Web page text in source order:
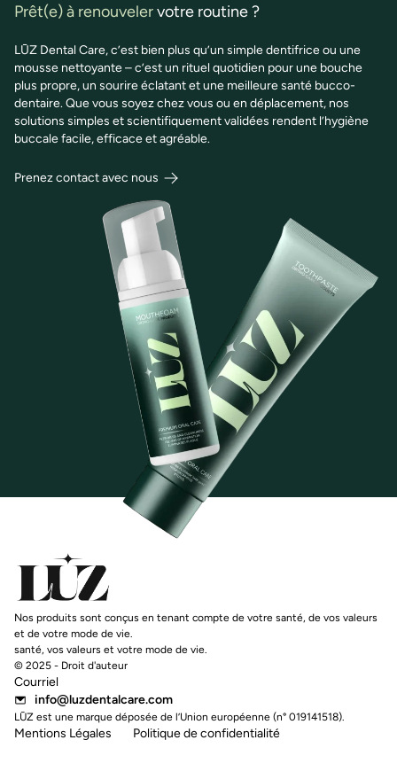
Prêt(e) à renouvelervotre routine ?
LŪZ Dental Care, c’est bien plus qu’un simple dentifrice ou une
mousse nettoyante – c’est un rituel quotidien pour une bouche
plus propre, un sourire éclatant et une meilleure santé bucco-
dentaire. Que vous soyez chez vous ou en déplacement, nos
solutions simples et scientifiquement validées rendent l’hygiène
buccale facile, efficace et agréable.
Prenez contact avec nous
Courriel
info@luzdentalcare.com
LŪZ est une marque déposée de l’Union européenne (n° 019141518).
Mentions Légales Politique de confidentialité
Nos produits sont conçus en tenant compte de votre santé, de vos valeurs
et de votre mode de vie.
santé, vos valeurs et votre mode de vie.
© 2025 - Droit d'auteur